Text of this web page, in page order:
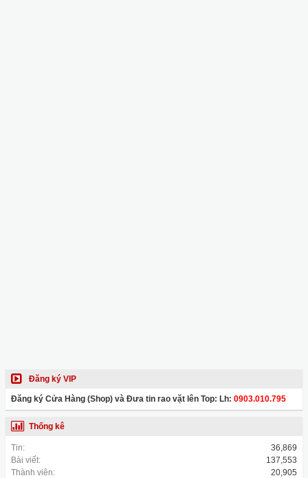
Đăng ký VIP
Đăng ký Cửa Hàng (Shop) và Đưa tin rao vặt lên Top: Lh: 0903.010.795
Thống kê
Tin:
36,869
Bài viết:
137,553
Thành viên:
20,905